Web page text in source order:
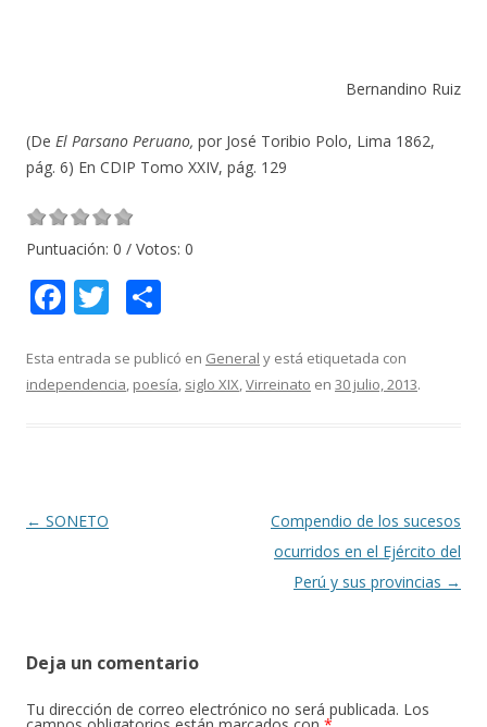
Bernandino Ruiz
(De El Parsano Peruano, por José Toribio Polo, Lima 1862,
pág. 6) En CDIP Tomo XXIV, pág. 129
Puntuación: 0 / Votos: 0
F
e
b
k
T
itt
er
m
p
Esta entrada se publicó en General y está etiquetada con
independencia, poesía, siglo XIX,Virreinato en 30 julio, 2013.
Navegación
← SONETO
Compendio de los sucesos
ocurridos en el Ejército del
Perú y sus provincias →
Deja un comentario
Tu dirección de correo electrónico no será publicada. Los